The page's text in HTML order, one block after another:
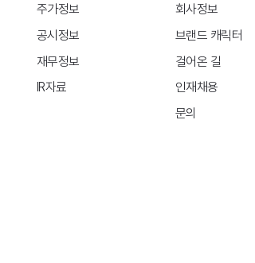
주가정보
공시정보
재무정보
IR자료
회사정보
브랜드 캐릭터
걸어온 길
인재채용
문의